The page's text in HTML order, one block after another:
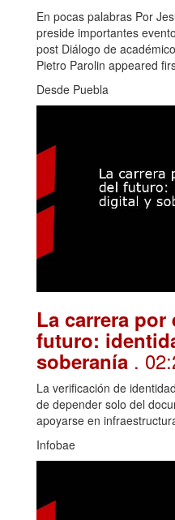
En pocas palabras Por
preside importantes
post Diálogo de
Pietro Parolin appeared
Desde Puebla
La carrera por
futuro:
soberanía .
La verificación de
de depender solo del
apoyarse en
Infobae